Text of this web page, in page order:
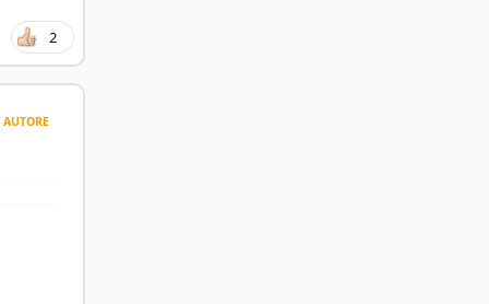
2
AUTORE